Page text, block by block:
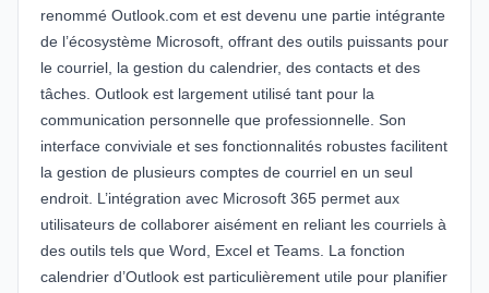
renommé Outlook.com et est devenu une partie intégrante
de l’écosystème Microsoft, offrant des outils puissants pour
le courriel, la gestion du calendrier, des contacts et des
tâches. Outlook est largement utilisé tant pour la
communication personnelle que professionnelle. Son
interface conviviale et ses fonctionnalités robustes facilitent
la gestion de plusieurs comptes de courriel en un seul
endroit. L’intégration avec Microsoft 365 permet aux
utilisateurs de collaborer aisément en reliant les courriels à
des outils tels que Word, Excel et Teams. La fonction
calendrier d’Outlook est particulièrement utile pour planifier